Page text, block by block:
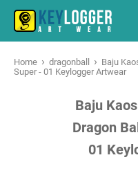
Home › dragonball › Baju
Super - 01 Keylogger Artwear
Baju
Dragon
01